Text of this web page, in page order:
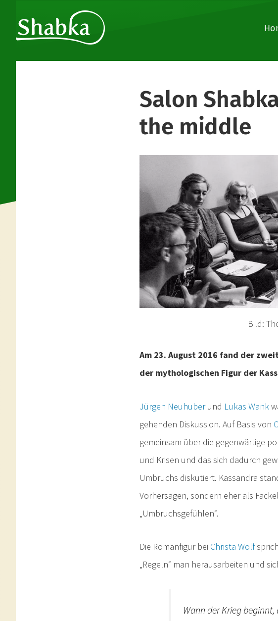
Salon
the middle
Bild:
Am 23. August 2016 fand der
der mythologischen Figur der
Jürgen Neuhuberund Lukas Wank
gehenden Diskussion. Auf Basis von
gemeinsam über die gegenwärtige
und Krisen und das sich dadurch
Umbruchs diskutiert. Kassandra
Vorhersagen, sondern eher als
„Umbruchsgefühlen“.
Die Romanfigur bei Christa Wolf
„Regeln“ man herausarbeiten und
Wann der Krieg